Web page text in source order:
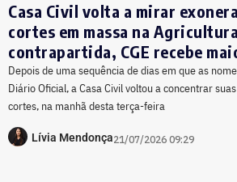
Casa Civil volta a mirar
cortes em massa na
contrapartida, CGE recebe
reforços do dia
Depois de uma sequência de dias em que as
Diário Oficial, a Casa Civil voltou a concentrar
cortes, na manhã desta terça-feira
Lívia Mendonça21/07/2026 09:29